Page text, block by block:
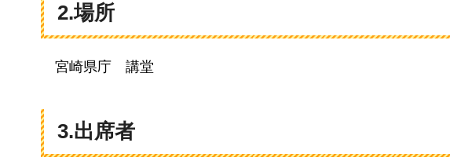
2.場所
宮崎県庁 講堂
3.出席者